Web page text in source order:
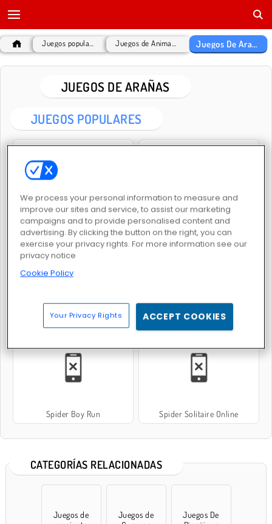
Juegos De Arañas
JUEGOS DE ARAÑAS
JUEGOS POPULARES
Spider Soli Spider Solitaire HD
Spider Evolution Epic Mine
Spider Boy Run Spider Solitaire Online
CATEGORÍAS RELACIONADAS
Juegos de
Juegos de
Juegos De
We process your personal information to measure and
improve our sites and service, to assist our marketing
campaigns and to provide personalised content and
advertising. By clicking the button on the right, you can
exercise your privacy rights. For more information see our
privacy notice
Cookie Policy
Your Privacy Rights ACCEPT COOKIES